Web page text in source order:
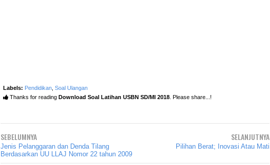
Labels: Pendidikan Soal Ulangan
Thanks for reading Download Soal Latihan USBN SD/MI 2018 . Please share...!
SEBELUMNYA
Jenis Pelanggaran dan Denda Tilang
Berdasarkan UU LLAJ Nomor 22 tahun 2009
SELANJUTNYA
Pilihan Berat; Inovasi Atau Mati